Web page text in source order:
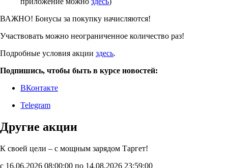
ВАЖНО! Бонусы за покупку начисляются!
Участвовать можно неограниченное количество раз!
Подробные условия акции здесь.
Подпишись, чтобы быть в курсе новостей:
ВКонтакте
Telegram
Другие акции
К своей цели – с мощным зарядом Таргет!
с 16.06.2026 08:00:00 по 14.08.2026 23:59:00